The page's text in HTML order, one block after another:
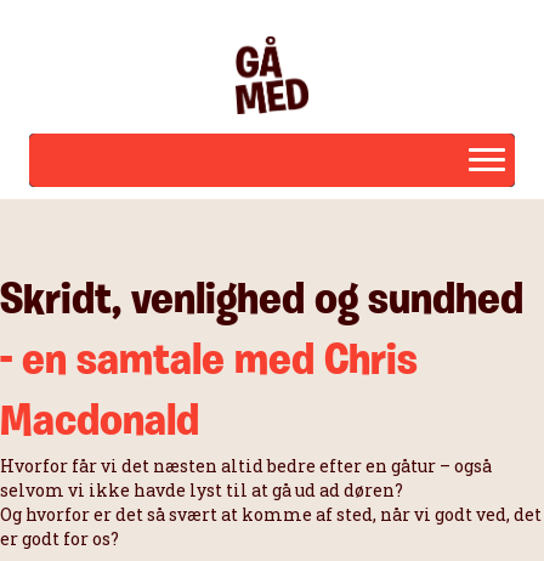
Skridt, venlighed og sundhed
- en samtale med Chris
Macdonald
Hvorfor får vi det næsten altid bedre efter en gåtur – også
selvom vi ikke havde lyst til at gå ud ad døren?
Og hvorfor er det så svært at komme af sted, når vi godt ved, det
er godt for os?